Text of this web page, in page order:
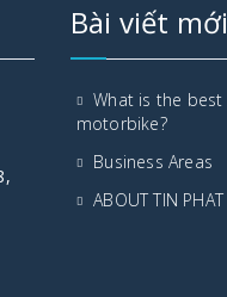
Bài viết mới
What is the
motorbike?
Business Areas
ABOUT TIN PHAT